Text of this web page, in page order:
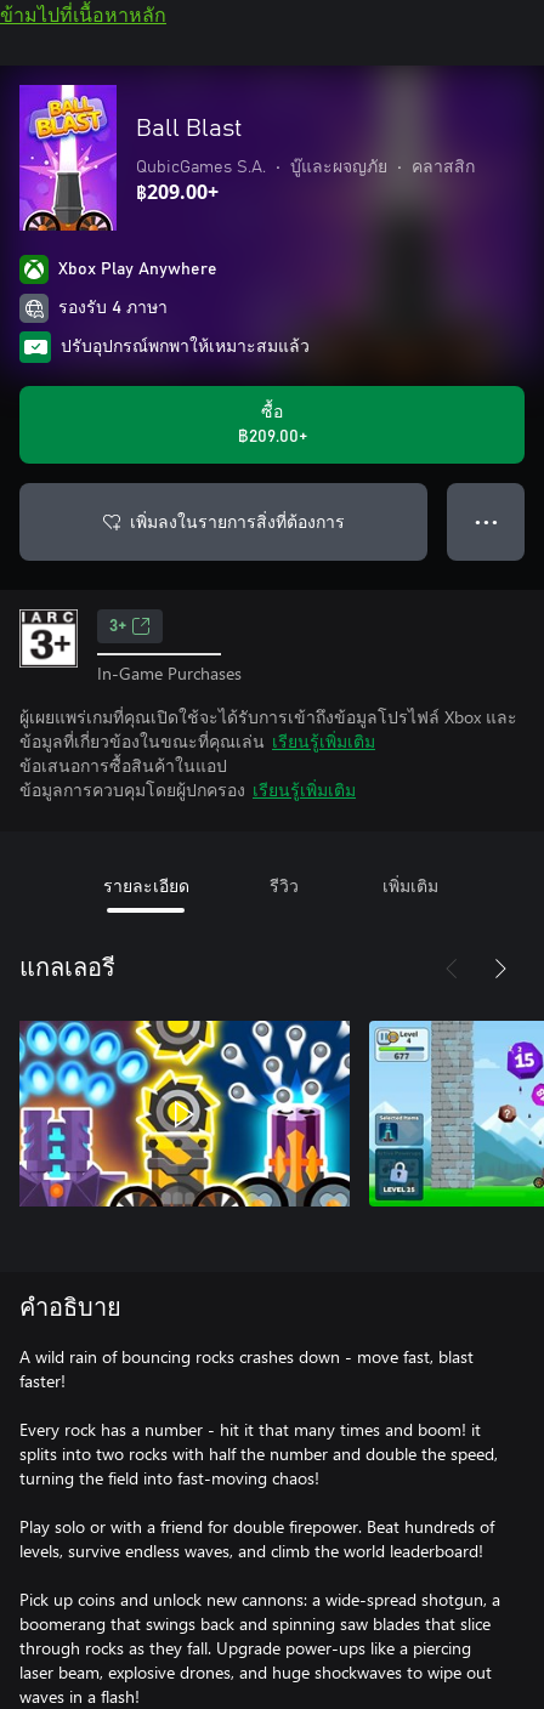
ข้ามไปที่เนื้อหาหลัก
Ball Blast
QubicGames S.A. • บู๊และผจญภัย • คลาสสิก
฿209.00+
Xbox Play Anywhere
รองรับ 4 ภาษา
ปรับอุปกรณ์พกพาให้เหมาะสมแล้ว
ซื้อ
฿209.00+
เพิ่มลงในรายการสิ่งที่ต้องการ ● ● ●
3+
In-Game Purchases
ผู้เผยแพร่เกมที่คุณเปิดใช้จะได้รับการเข้าถึงข้อมูลโปรไฟล์ Xbox และ
ข้อมูลที่เกี่ยวข้องในขณะที่คุณเล่น เรียนรู้เพิ่มเติม
ข้อเสนอการซื้อสินค้าในแอป
ข้อมูลการควบคุมโดยผู้ปกครอง เรียนรู้เพิ่มเติม
รายละเอียด รีวิว เพิ่มเติม
แกลเลอรี
คำอธิบาย
A wild rain of bouncing rocks crashes down - move fast, blast
faster!
Every rock has a number - hit it that many times and boom! it
splits into two rocks with half the number and double the speed,
turning the field into fast-moving chaos!
Play solo or with a friend for double firepower. Beat hundreds of
levels, survive endless waves, and climb the world leaderboard!
Pick up coins and unlock new cannons: a wide-spread shotgun, a
boomerang that swings back and spinning saw blades that slice
through rocks as they fall. Upgrade power-ups like a piercing
laser beam, explosive drones, and huge shockwaves to wipe out
waves in a flash!